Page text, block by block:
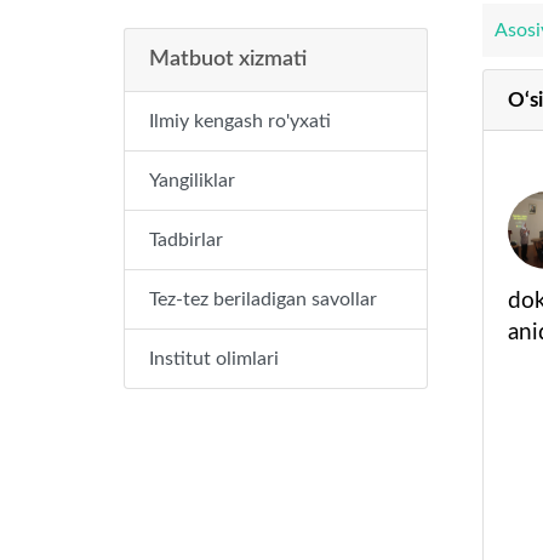
Matbuot xizmati
Ilmiy kengash ro'yxati
Yangiliklar
Tadbirlar
Tez-tez beriladigan savollar
Institut olimlari